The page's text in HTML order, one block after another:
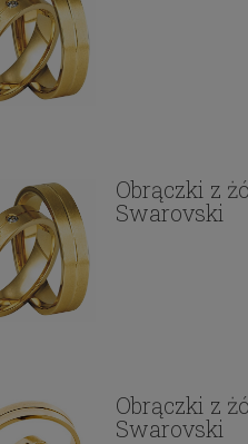
Obrączki z
Swarovski
Obrączki z
Swarovski